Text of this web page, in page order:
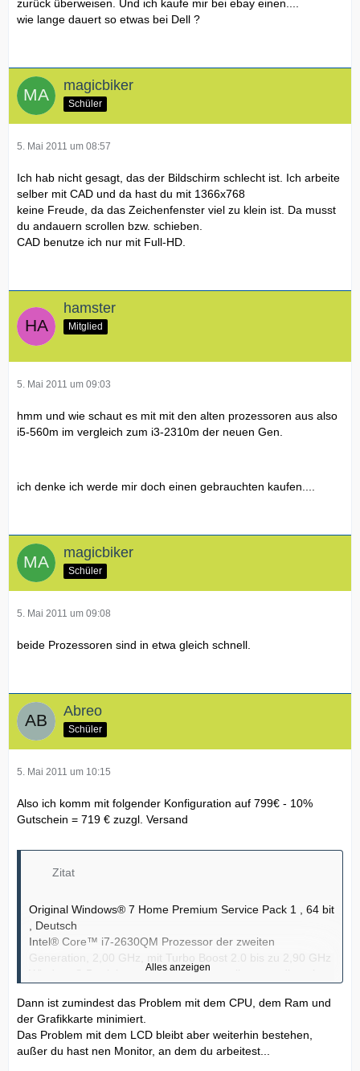
zurück überweisen. Und ich kaufe mir bei ebay einen....
wie lange dauert so etwas bei Dell ?
magicbiker
Schüler
5. Mai 2011 um 08:57
Ich hab nicht gesagt, das der Bildschirm schlecht ist. Ich arbeite
selber mit CAD und da hast du mit 1366x768
keine Freude, da das Zeichenfenster viel zu klein ist. Da musst
du andauern scrollen bzw. schieben.
CAD benutze ich nur mit Full-HD.
hamster
Mitglied
5. Mai 2011 um 09:03
hmm und wie schaut es mit mit den alten prozessoren aus also
i5-560m im vergleich zum i3-2310m der neuen Gen.
ich denke ich werde mir doch einen gebrauchten kaufen....
magicbiker
Schüler
5. Mai 2011 um 09:08
beide Prozessoren sind in etwa gleich schnell.
Abreo
Schüler
5. Mai 2011 um 10:15
Also ich komm mit folgender Konfiguration auf 799€ - 10%
Gutschein = 719 € zuzgl. Versand
Zitat
Original Windows® 7 Home Premium Service Pack 1 , 64 bit
, Deutsch
Intel® Core™ i7-2630QM Prozessor der zweiten
Generation, 2,00 GHz, mit Turbo Boost 2.0 bis zu 2,90 GHz
Windows® Betriebssystem Wiederherstellungsmedien nicht
Microsoft® Office Starter 2010 enthält Word und Excel
Versionen mit reduzierter Funktionalität und Werbung. Kein
PowerPoint oder Outlook.
1 Jahr Abhol- und Reparatur-Hardware-Support mit Ihrem
Alles anzeigen
Dann ist zumindest das Problem mit dem CPU, dem Ram und
der Grafikkarte minimiert.
Das Problem mit dem LCD bleibt aber weiterhin bestehen,
außer du hast nen Monitor, an dem du arbeitest...